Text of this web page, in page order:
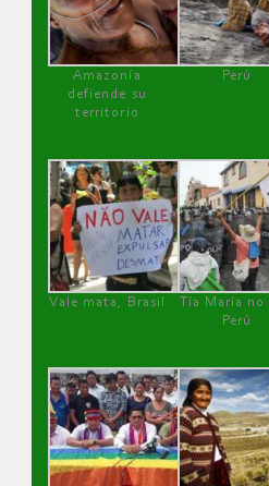
Amazonía
defiende su
territorio
Perú
Vale mata, Brasil
Tía María no
Perú